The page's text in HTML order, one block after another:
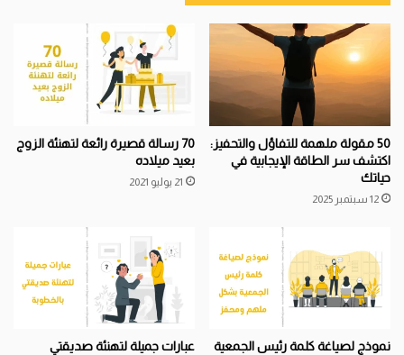
50 مقولة ملهمة للتفاؤل والتحفيز:
اكتشف سر الطاقة الإيجابية في
حياتك
12 سبتمبر 2025
70 رسالة قصيرة رائعة لتهنئة الزوج
بعيد ميلاده
21 يوليو 2021
نموذج لصياغة كلمة رئيس الجمعية
عبارات جميلة لتهنئة صديقتي